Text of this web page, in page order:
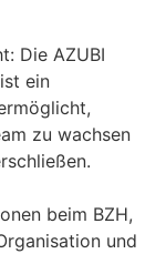
Die AZUBI
ein
zu wachsen
beim BZH,
und